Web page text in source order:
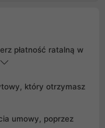
płatność ratalną w
który otrzymasz
umowy, poprzez